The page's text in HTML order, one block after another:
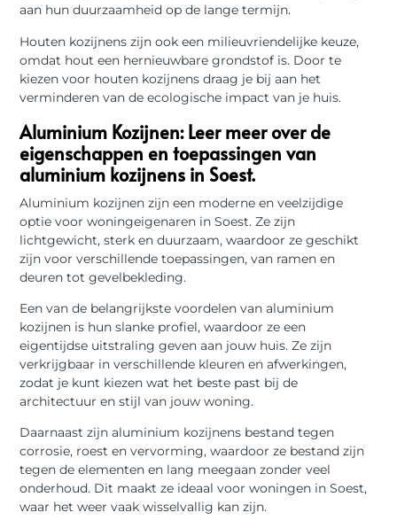
aan hun duurzaamheid op de lange termijn.
Houten kozijnens zijn ook een milieuvriendelijke keuze,
omdat hout een hernieuwbare grondstof is. Door te
kiezen voor houten kozijnens draag je bij aan het
verminderen van de ecologische impact van je huis.
Aluminium Kozijnen: Leer meer over de
eigenschappen en toepassingen van
aluminium kozijnens in Soest.
Aluminium kozijnen zijn een moderne en veelzijdige
optie voor woningeigenaren in Soest. Ze zijn
lichtgewicht, sterk en duurzaam, waardoor ze geschikt
zijn voor verschillende toepassingen, van ramen en
deuren tot gevelbekleding.
Een van de belangrijkste voordelen van aluminium
kozijnen is hun slanke profiel, waardoor ze een
eigentijdse uitstraling geven aan jouw huis. Ze zijn
verkrijgbaar in verschillende kleuren en afwerkingen,
zodat je kunt kiezen wat het beste past bij de
architectuur en stijl van jouw woning.
Daarnaast zijn aluminium kozijnens bestand tegen
corrosie, roest en vervorming, waardoor ze bestand zijn
tegen de elementen en lang meegaan zonder veel
onderhoud. Dit maakt ze ideaal voor woningen in Soest,
waar het weer vaak wisselvallig kan zijn.